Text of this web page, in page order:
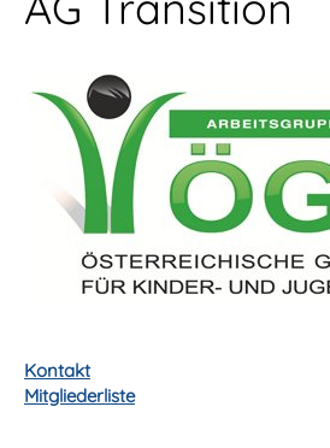
Kontakt
Mitgliederliste